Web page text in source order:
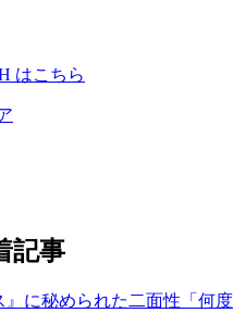
記事
に秘められた二面性「何度